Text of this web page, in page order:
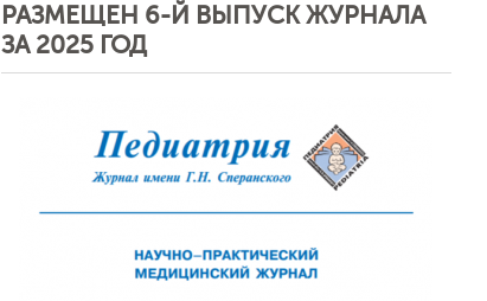
РАЗМЕЩЕН 6-Й ВЫПУСК ЖУРНАЛА
ЗА 2025 ГОД